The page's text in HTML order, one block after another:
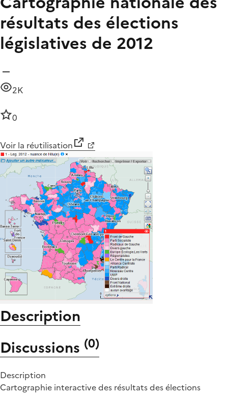
résultats des élections
législatives de 2012
2K
0
Voir la réutilisation
Description
Discussions (0)
Description
Cartographie interactive des résultats des élections